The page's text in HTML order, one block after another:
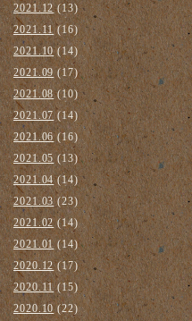
2021.12(13)
2021.11 (16)
2021.10(14)
2021.09 (17)
2021.08(10)
2021.07(14)
2021.06(16)
2021.05 (13)
2021.04(14)
2021.03(23)
2021.02(14)
2021.01 (14)
2020.12(17)
2020.11(15)
2020.10(22)